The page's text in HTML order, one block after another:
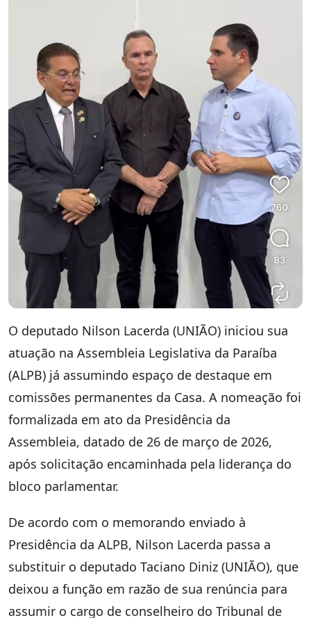
O deputado Nilson Lacerda (UNIÃO) iniciou sua
atuação na Assembleia Legislativa da Paraíba
(ALPB) já assumindo espaço de destaque em
comissões permanentes da Casa. A nomeação foi
formalizada em ato da Presidência da
Assembleia, datado de 26 de março de 2026,
após solicitação encaminhada pela liderança do
bloco parlamentar.
De acordo com o memorando enviado à
Presidência da ALPB, Nilson Lacerda passa a
substituir o deputado Taciano Diniz (UNIÃO), que
deixou a função em razão de sua renúncia para
assumir o cargo de conselheiro do Tribunal de